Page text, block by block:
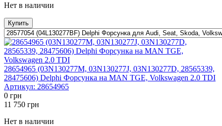
Нет в наличии
Купить
28654965 (03N130277M, 03N130277J, 03N130277D, 28565339,
28475606) Delphi Форсунка на MAN TGE, Volkswagen 2.0 TDI
Артикул: 28654965
0 грн
11 750 грн
Нет в наличии